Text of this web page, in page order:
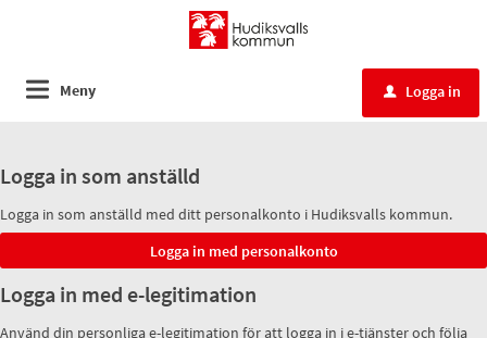
Meny u Logga in
Logga in som anställd
Logga in som anställd med ditt personalkonto i Hudiksvalls kommun.
Logga in med e-legitimation
Använd din personliga e-legitimation för att logga in i e-tjänster och följa